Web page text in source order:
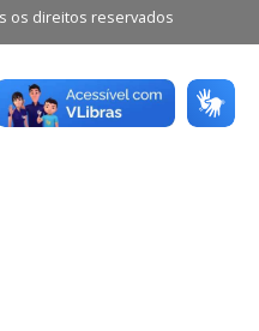
os direitos reservados